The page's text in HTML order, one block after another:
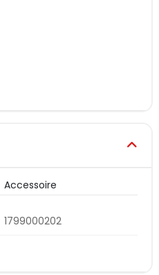
Accessoire
1799000202